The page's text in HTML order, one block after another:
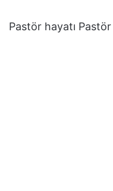
Pastör hayatı